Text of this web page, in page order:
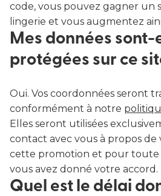
code, vous pouvez gagner un
lingerie et vous augmentez
Mes données sont-
protégées sur ce
Oui. Vos coordonnées seront
conformément à notre
Elles seront utilisées
contact avec vous à propos
cette promotion et pour
vous avez donné votre accord.
Quel est le délai